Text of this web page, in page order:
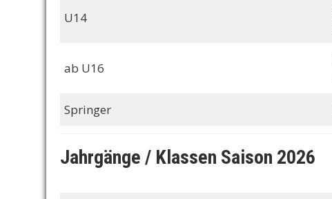
U14
ab U16
Springer
Jahrgänge / Klassen Saison 2026